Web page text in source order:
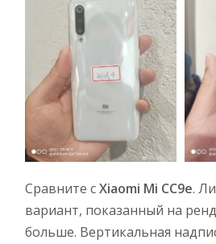
Сравните сXiaomi Mi CC9e.
вариант, показанный на
больше. Вертикальная